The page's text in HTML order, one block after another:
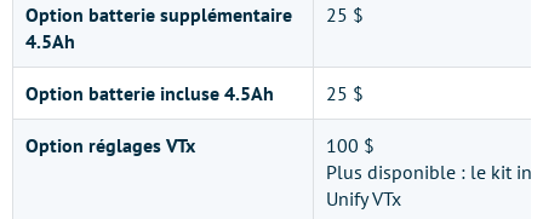
Option batterie supplémentaire
4.5Ah
25 $
Option batterie incluse 4.5Ah 25 $
Option réglages VTx
100 $
Plus disponible : le kit
Unify VTx